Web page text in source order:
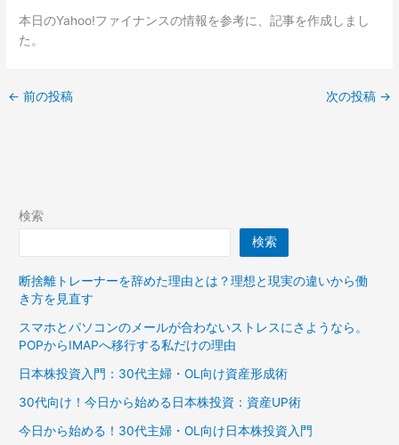
本日のYahoo!ファイナンスの情報を参考に、記事を作成しまし
た。
← 前の投稿 次の投稿 →
検索
検索
断捨離トレーナーを辞めた理由とは？理想と現実の違いから働
き方を見直す
スマホとパソコンのメールが合わないストレスにさようなら。
POPからIMAPへ移行する私だけの理由
日本株投資入門：30代主婦・OL向け資産形成術
30代向け！今日から始める日本株投資：資産UP術
今日から始める！30代主婦・OL向け日本株投資入門